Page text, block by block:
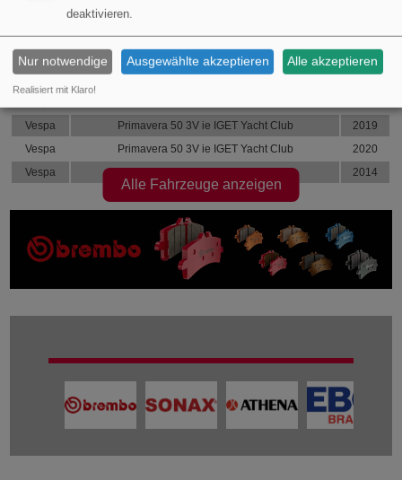
Primavera 50 3V ie IGET Anniversario
Vespa
Primavera 50 3V ie IGET Touring
Vespa
Primavera 50 3V ie IGET Touring
2020
Vespa
Primavera 50 3V ie IGET Yacht Club
2019
Vespa
Primavera 50 3V ie IGET Yacht Club
2020
Vespa
Primavera 50 4V 2014
Alle Fahrzeuge anzeigen
deaktivieren.
Nur notwendige Ausgewählte akzeptieren Alle akzeptieren
Realisiert mit Klaro!